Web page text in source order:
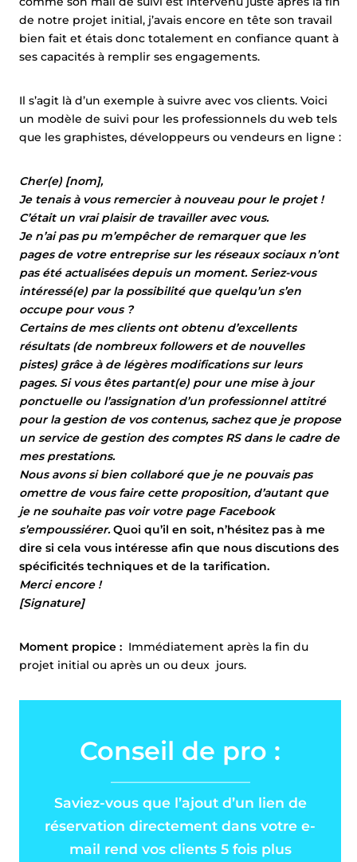
de notre projet initial, j’avais encore en tête son travail
bien fait et étais donc totalement en confiance quant à
ses capacités à remplir ses engagements.
Il s’agit là d’un exemple à suivre avec vos clients. Voici
un modèle de suivi pour les professionnels du web tels
que les graphistes, développeurs ou vendeurs en ligne :
Cher(e) [nom],
Je tenais à vous remercier à nouveau pour le projet !
C’était un vrai plaisir de travailler avec vous.
Je n’ai pas pu m’empêcher de remarquer que les
pages de votre entreprise sur les réseaux sociaux n’ont
pas été actualisées depuis un moment. Seriez-vous
intéressé(e) par la possibilité que quelqu’un s’en
occupe pour vous ?
Certains de mes clients ont obtenu d’excellents
résultats (de nombreux followers et de nouvelles
pistes) grâce à de légères modifications sur leurs
pages. Si vous êtes partant(e) pour une mise à jour
ponctuelle ou l’assignation d’un professionnel attitré
pour la gestion de vos contenus, sachez que je propose
un service de gestion des comptes RS dans le cadre de
mes prestations.
Nous avons si bien collaboré que je ne pouvais pas
omettre de vous faire cette proposition, d’autant que
je ne souhaite pas voir votre page Facebook
s’empoussiérer.Quoi qu’il en soit, n’hésitez pas à me
dire si cela vous intéresse afin que nous discutions des
spécificités techniques et de la tarification.
Merci encore !
[Signature]
Moment propice : Immédiatement après la fin du
projet initial ou après un ou deux jours.
Conseil de pro :
————————————–
Saviez-vous que l’ajout d’un lien de
réservation directement dans votre e-
mail rend vos clients 5 fois plus